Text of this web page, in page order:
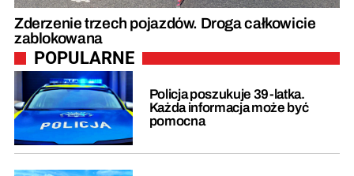
Zderzenie trzech pojazdów. Droga całkowicie
zablokowana
POPULARNE
Policja poszukuje 39-latka.
Każda informacja może być
pomocna